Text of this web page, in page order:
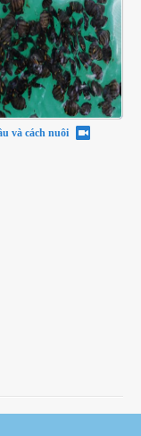
và cách nuôi